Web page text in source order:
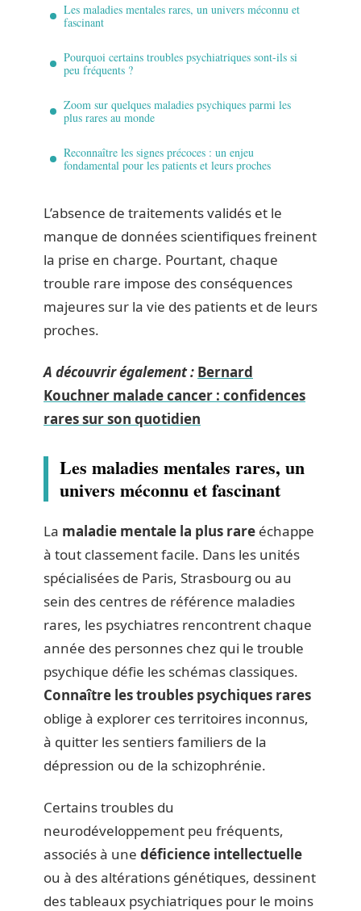
Les maladies mentales rares, un univers méconnu et
fascinant
Pourquoi certains troubles psychiatriques sont-ils si
peu fréquents ?
Zoom sur quelques maladies psychiques parmi les
plus rares au monde
Reconnaître les signes précoces : un enjeu
fondamental pour les patients et leurs proches
L’absence de traitements validés et le
manque de données scientifiques freinent
la prise en charge. Pourtant, chaque
trouble rare impose des conséquences
majeures sur la vie des patients et de leurs
proches.
A découvrir également : Bernard
Kouchner malade cancer : confidences
rares sur son quotidien
Les maladies mentales rares, un
univers méconnu et fascinant
La maladie mentale la plus rare échappe
à tout classement facile. Dans les unités
spécialisées de Paris, Strasbourg ou au
sein des centres de référence maladies
rares, les psychiatres rencontrent chaque
année des personnes chez qui le trouble
psychique défie les schémas classiques.
Connaître les troubles psychiques rares
oblige à explorer ces territoires inconnus,
à quitter les sentiers familiers de la
dépression ou de la schizophrénie.
Certains troubles du
neurodéveloppement peu fréquents,
associés à une déficience intellectuelle
ou à des altérations génétiques, dessinent
des tableaux psychiatriques pour le moins